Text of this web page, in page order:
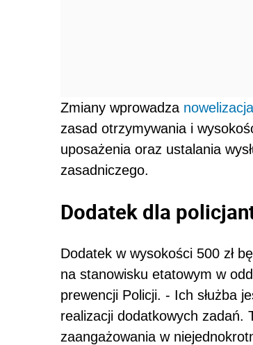
Zmiany wprowadza nowelizacja
zasad otrzymywania i
uposażenia oraz ustalania
zasadniczego.
Dodatek dla
Dodatek w wysokości 500 zł
na stanowisku etatowym w
prewencji Policji. - Ich służba
realizacji dodatkowych zadań.
zaangażowania w